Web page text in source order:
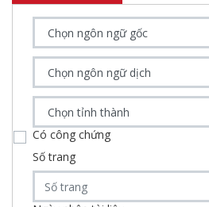
Có công chứng
Số trang